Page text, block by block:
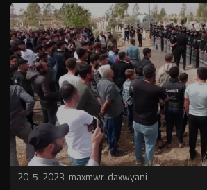
20-5-2023-maxmwr-daxwyani